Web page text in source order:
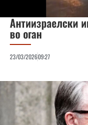
Антиизраелски
во оган
23/03/202609:27